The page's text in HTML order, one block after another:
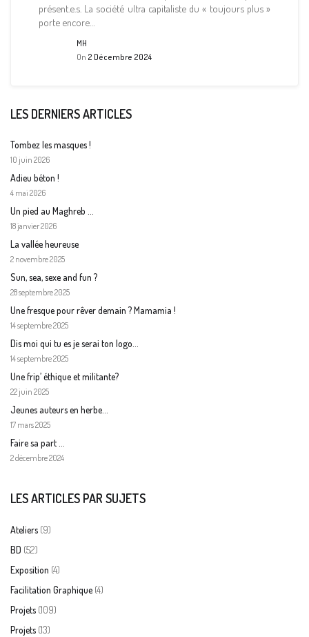
présent.e.s. La société ultra capitaliste du « toujours plus »
porte encore…
MH
On 2 Décembre 2024
LES DERNIERS ARTICLES
Tombez les masques !
10 juin 2026
Adieu béton !
4 mai 2026
Un pied au Maghreb …
18 janvier 2026
La vallée heureuse
2 novembre 2025
Sun, sea, sexe and fun ?
28 septembre 2025
Une fresque pour rêver demain ? Mamamia !
14 septembre 2025
Dis moi qui tu es je serai ton logo…
14 septembre 2025
Une frip’ éthique et militante?
22 juin 2025
Jeunes auteurs en herbe…
17 mars 2025
Faire sa part …
2 décembre 2024
LES ARTICLES PAR SUJETS
Ateliers (9)
BD (52)
Exposition (4)
Facilitation Graphique (4)
Projets (109)
Projets (13)